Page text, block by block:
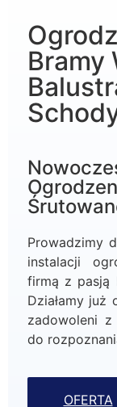
Bramy
Prowadzimy
instalacji
firmą z pasją
Działamy
zadowoleni z
do
OFERTA